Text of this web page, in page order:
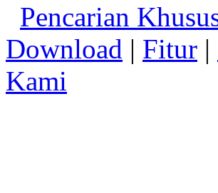
Pencarian
Download | Fitur |
Kami